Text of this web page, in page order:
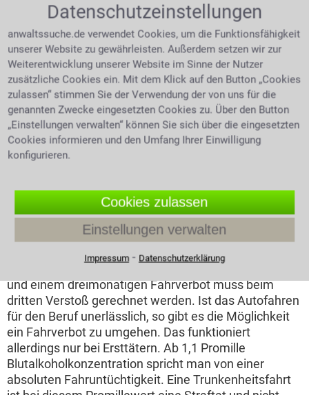
leichter Blechschaden an einem
roten KFZ
Trotzdem gilt auch hier:
Wer einen Fahrfehler
begeht, oder durch
Ausfallerscheinungen
auffällt, macht sich auch
mit wenig Promille (also
auch schon mit 0,3 Promille!) im Blut strafbar. Ab 0,5
Promille werden dann 2 Punkte im
Fahreignungsregister ehemals 2014
Verkehrszentralregister (VZR) , eingetragen,
erhoben und es wird ein Fahrverbot von einem Monat
ausgesprochen. Die Folgen einer zweiten
Trunkenheitsfahrt sind dann schon drei Monate
Fahrverbot und 1.000 Euro Bußgeld. Nicht zu
vergessen, die neuerlichen zwei Punkte im FAER. Mit
1.500 Euro, zwei Punkten im Fahreignungsregister
und einem dreimonatigen Fahrverbot muss beim
dritten Verstoß gerechnet werden. Ist das Autofahren
für den Beruf unerlässlich, so gibt es die Möglichkeit
ein Fahrverbot zu umgehen. Das funktioniert
allerdings nur bei Ersttätern. Ab 1,1 Promille
Blutalkoholkonzentration spricht man von einer
absoluten Fahruntüchtigkeit. Eine Trunkenheitsfahrt
Datenschutzeinstellungen
anwaltssuche.de verwendet Cookies, um die Funktionsfähigkeit
unserer Website zu gewährleisten. Außerdem setzen wir zur
Weiterentwicklung unserer Website im Sinne der Nutzer
zusätzliche Cookies ein. Mit dem Klick auf den Button „Cookies
zulassen“ stimmen Sie der Verwendung der von uns für die
genannten Zwecke eingesetzten Cookies zu. Über den Button
„Einstellungen verwalten“ können Sie sich über die eingesetzten
Cookies informieren und den Umfang Ihrer Einwilligung
konfigurieren.
Cookies zulassen
Einstellungen verwalten
Impressum⁃ Datenschutzerklärung